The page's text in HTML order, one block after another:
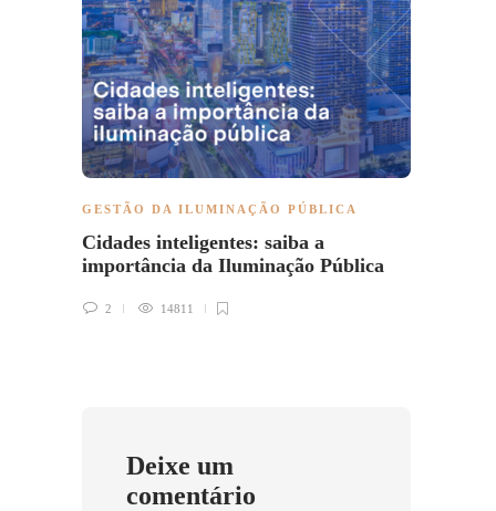
GESTÃO DA ILUMINAÇÃO PÚBLICA
Cidades inteligentes: saiba a
importância da Iluminação Pública
2 14811
Deixe um
comentário